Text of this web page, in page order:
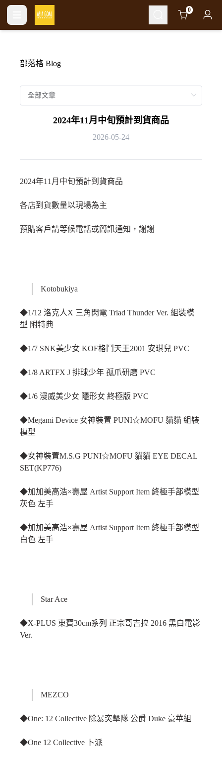
Cart 0
部落格 Blog
2024年11月中旬預計到貨商品
2026-05-24
2024年11月中旬預計到貨商品
各店到貨數量以現場為主
預購客戶請等候電話或簡訊通知，謝謝
Kotobukiya
◆1/12 洛克人X 三角閃電 Triad Thunder Ver. 組裝模
型 附特典
◆1/7 SNK美少女 KOF格鬥天王2001 安琪兒 PVC
◆1/8 ARTFX J 排球少年 孤爪研磨 PVC
◆1/6 漫威美少女 隱形女 終極版 PVC
◆Megami Device 女神裝置 PUNI☆MOFU 貓貓 組裝
模型
◆女神裝置M.S.G PUNI☆MOFU 貓貓 EYE DECAL
SET(KP776)
◆加加美高浩×壽屋 Artist Support Item 終極手部模型
灰色 左手
◆加加美高浩×壽屋 Artist Support Item 終極手部模型
白色 左手
Star Ace
◆X-PLUS 東寶30cm系列 正宗哥吉拉 2016 黑白電影
Ver.
MEZCO
◆One: 12 Collective 除暴突擊隊 公爵 Duke 豪華組
◆One 12 Collective 卜派